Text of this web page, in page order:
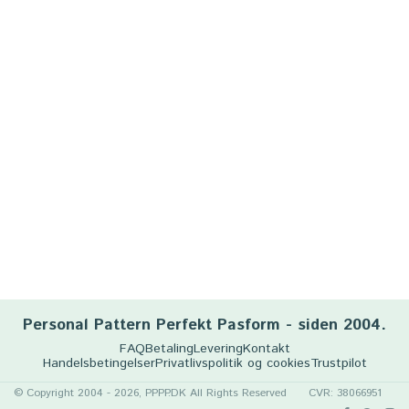
Personal Pattern Perfekt Pasform - siden 2004.
FAQBetalingLeveringKontakt
HandelsbetingelserPrivatlivspolitik og cookiesTrustpilot
© Copyright 2004 - 2026, PPPP.DK All Rights Reserved CVR: 38066951